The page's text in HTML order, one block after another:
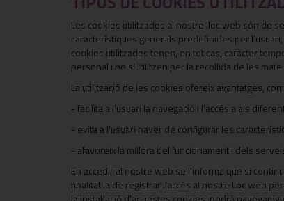
Les cookies utilitzades al nostre lloc web són de
característiques generals predefinides per
cookies utilitzades tenen, en tot cas, caràcter
personal i no s’utilitzen per la recollida de les
La utilització de les cookies ofereix avantatges,
- facilita a l’usuari la navegació i l’accés a als
- evita a l’usuari haver de configurar les
- afavoreix la millora del funcionament i dels
En accedir al nostre web se l’informa que si
finalitat la de registrar l’accés al nostre lloc web